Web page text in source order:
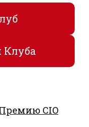
Клуба
CIO